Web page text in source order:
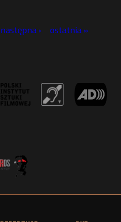
następna › ostatnia »